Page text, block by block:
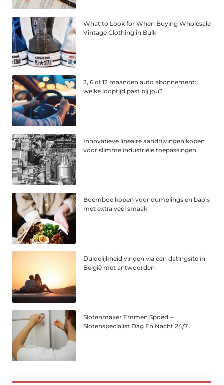
What to Look for When Buying Wholesale
Vintage Clothing in Bulk
3, 6 of 12 maanden auto abonnement:
welke looptijd past bij jou?
Innovatieve lineaire aandrijvingen kopen
voor slimme industriële toepassingen
Boemboe kopen voor dumplings en bao’s
met extra veel smaak
Duidelijkheid vinden via een datingsite in
België met antwoorden
Slotenmaker Emmen Spoed –
Slotenspecialist Dag En Nacht 24/7